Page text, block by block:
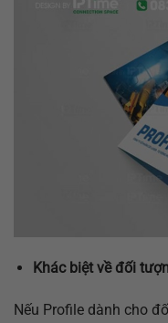
Khác biệt về đối
Nếu Profile dành cho